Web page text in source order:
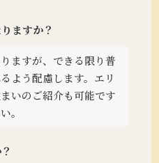
ますか？
ますが、できる限り普
よう配慮します。 エリ
いのご紹介も可能です
。